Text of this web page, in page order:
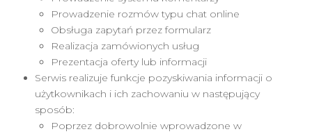
Prowadzenie rozmów typu chat online
Obsługa zapytań przez formularz
Realizacja zamówionych usług
Prezentacja oferty lub informacji
Serwis realizuje funkcje pozyskiwania informacji o
użytkownikach i ich zachowaniu w następujący
sposób:
Poprzez dobrowolnie wprowadzone w